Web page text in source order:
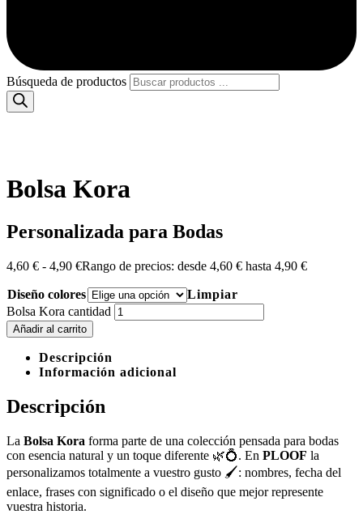
Búsqueda de productos
Bolsa Kora
Personalizada para Bodas
4,60 € - 4,90 €Rango de precios: desde 4,60 € hasta 4,90 €
Diseño colores
Limpiar
Bolsa Kora cantidad
Añadir al carrito
Descripción
Información adicional
Descripción
La Bolsa Kora forma parte de una colección pensada para bodas
con esencia natural y un toque diferente 🌿💍. En PLOOF la
personalizamos totalmente a vuestro gusto 🖌️: nombres, fecha del
enlace, frases con significado o el diseño que mejor represente
vuestra historia.